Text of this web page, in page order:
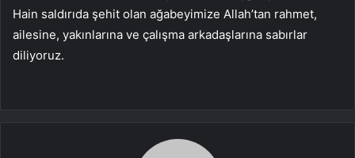
Hain saldırıda şehit olan ağabeyimize Allah’tan rahmet,
ailesine, yakınlarına ve çalışma arkadaşlarına sabırlar
diliyoruz.